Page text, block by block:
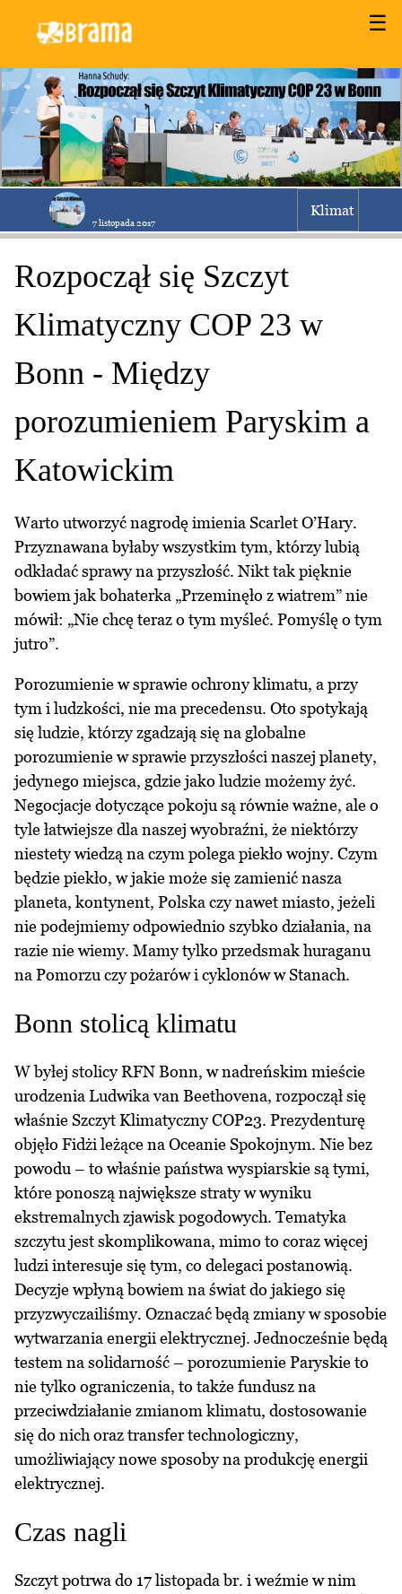
☰
7 listopada 2017
Klimat
Rozpoczął się Szczyt
Klimatyczny COP 23 w
Bonn - Między
porozumieniem Paryskim a
Katowickim
Warto utworzyć nagrodę imienia Scarlet O’Hary.
Przyznawana byłaby wszystkim tym, którzy lubią
odkładać sprawy na przyszłość. Nikt tak pięknie
bowiem jak bohaterka „Przeminęło z wiatrem” nie
mówił: „Nie chcę teraz o tym myśleć. Pomyślę o tym
jutro”.
Porozumienie w sprawie ochrony klimatu, a przy
tym i ludzkości, nie ma precedensu. Oto spotykają
się ludzie, którzy zgadzają się na globalne
porozumienie w sprawie przyszłości naszej planety,
jedynego miejsca, gdzie jako ludzie możemy żyć.
Negocjacje dotyczące pokoju są równie ważne, ale o
tyle łatwiejsze dla naszej wyobraźni, że niektórzy
niestety wiedzą na czym polega piekło wojny. Czym
będzie piekło, w jakie może się zamienić nasza
planeta, kontynent, Polska czy nawet miasto, jeżeli
nie podejmiemy odpowiednio szybko działania, na
razie nie wiemy. Mamy tylko przedsmak huraganu
na Pomorzu czy pożarów i cyklonów w Stanach.
Bonn stolicą klimatu
W byłej stolicy RFN Bonn, w nadreńskim mieście
urodzenia Ludwika van Beethovena, rozpoczął się
właśnie Szczyt Klimatyczny COP23. Prezydenturę
objęło Fidżi leżące na Oceanie Spokojnym. Nie bez
powodu – to właśnie państwa wyspiarskie są tymi,
które ponoszą największe straty w wyniku
ekstremalnych zjawisk pogodowych. Tematyka
szczytu jest skomplikowana, mimo to coraz więcej
ludzi interesuje się tym, co delegaci postanowią.
Decyzje wpłyną bowiem na świat do jakiego się
przyzwyczailiśmy. Oznaczać będą zmiany w sposobie
wytwarzania energii elektrycznej. Jednocześnie będą
testem na solidarność – porozumienie Paryskie to
nie tylko ograniczenia, to także fundusz na
przeciwdziałanie zmianom klimatu, dostosowanie
się do nich oraz transfer technologiczny,
umożliwiający nowe sposoby na produkcję energii
elektrycznej.
Czas nagli
Szczyt potrwa do 17 listopada br. i weźmie w nim